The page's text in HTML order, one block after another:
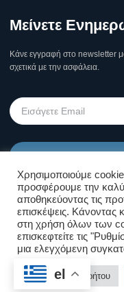
Μείνετε
Κάνε εγγραφή στο newsletter
σχετικά με την ασφάλεια.
Όροι Χρήσης
Απορρήτου
Copyright ©
Χρησιμοποιούμε
προσφέρουμε την
αποθηκεύοντας τις
επισκέψεις. Κάνοντας
στη χρήση όλων των
επισκεφτείτε τις
μια ελεγχόμενη
Ρυθμίσεις Απορρήτου
el